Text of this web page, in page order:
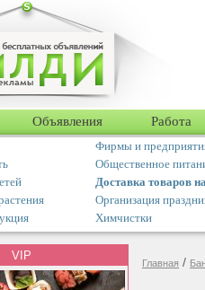
Объявления Работа
Фирмы и
Общественное
Доставка товаров
Организация
Химчистки
VIP
Главная /